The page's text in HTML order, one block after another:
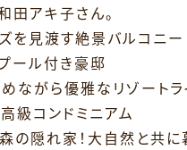
田アキ子さん。
を見渡す絶景バルコニー
ール付き豪邸
ながら優雅なリゾートラ
級コンドミニアム
の隠れ家！大自然と共に